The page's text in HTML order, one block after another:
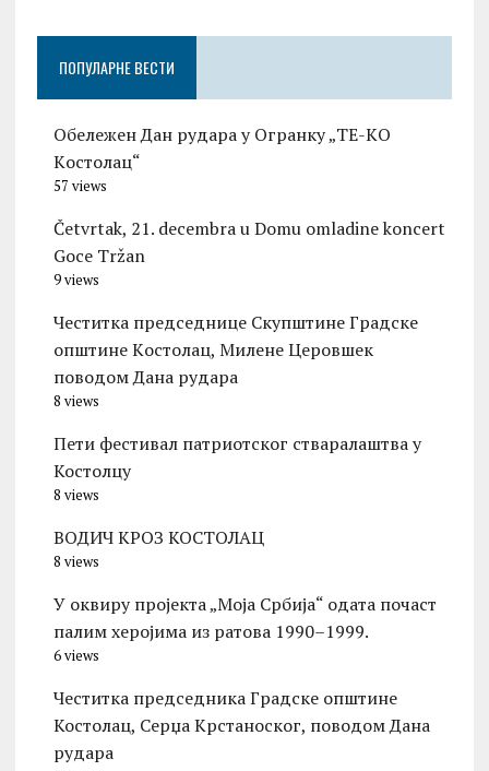
ПОПУЛАРНЕ ВЕСТИ
Обележен Дан рудара у Огранку „ТЕ-KО
Kостолац“
57 views
Četvrtak, 21. decembra u Domu omladine koncert
Goce Tržan
9 views
Честитка председнице Скупштине Градске
општине Kостолац, Милене Церовшек
поводом Дана рудара
8 views
Пети фестивал патриотског стваралаштва у
Костолцу
8 views
ВОДИЧ КРОЗ КОСТОЛАЦ
8 views
У оквиру пројекта „Моја Србија“ одата почаст
палим херојима из ратова 1990–1999.
6 views
Честитка председника Градске општине
Костолац, Серџа Крстаноског, поводом Дана
рудара